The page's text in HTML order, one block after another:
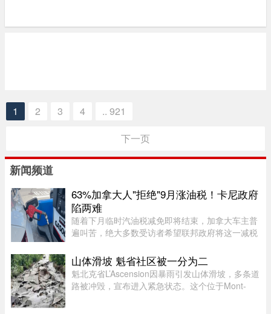
1 2 3 4
.. 921
下一页
新闻频道
63%加拿大人"拒绝"9月涨油税！卡尼政府
陷两难
随着下月临时汽油税减免即将结束，加拿大车主普
遍叫苦，绝大多数受访者希望联邦政府将这一减税
公司进行的最新调查显示，63% 的加拿大人希望总
理卡尼（Mark Carney）将 ...
山体滑坡 魁省社区被一分为二
魁北克省L’Ascension因暴雨引发山体滑坡，多条道
路被冲毁，宣布进入紧急状态。这个位于Mont-